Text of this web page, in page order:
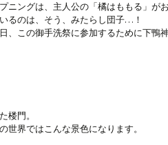
ニングは、主人公の「橘はももる」が
るのは、そう、みたらし団子…！
、この御手洗祭に参加するために下鴨
楼門。
世界ではこんな景色になります。